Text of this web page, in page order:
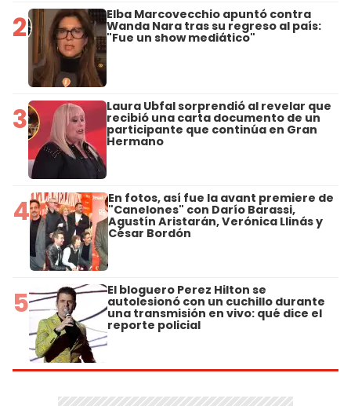
2 Elba Marcovecchio apuntó contra
Wanda Nara tras su regreso al país:
"Fue un show mediático"
3 Laura Ubfal sorprendió al revelar que
recibió una carta documento de un
participante que continúa en Gran
Hermano
4 En fotos, así fue la avant premiere de
"Canelones" con Darío Barassi,
Agustín Aristarán, Verónica Llinás y
César Bordón
5 El bloguero Perez Hilton se
autolesionó con un cuchillo durante
una transmisión en vivo: qué dice el
reporte policial